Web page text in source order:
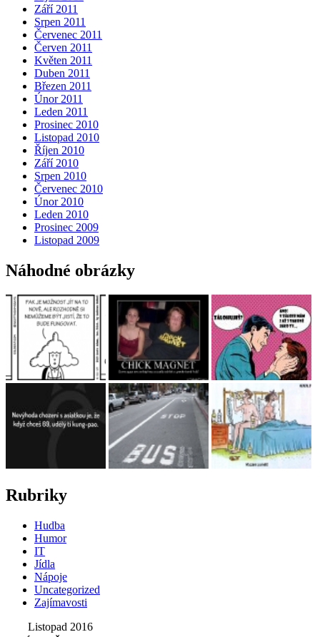
Září 2011
Srpen 2011
Červenec 2011
Červen 2011
Květen 2011
Duben 2011
Březen 2011
Únor 2011
Leden 2011
Prosinec 2010
Listopad 2010
Říjen 2010
Září 2010
Srpen 2010
Červenec 2010
Únor 2010
Leden 2010
Prosinec 2009
Listopad 2009
Náhodné obrázky
Rubriky
Hudba
Humor
IT
Jídla
Nápoje
Uncategorized
Zajímavosti
Listopad 2016